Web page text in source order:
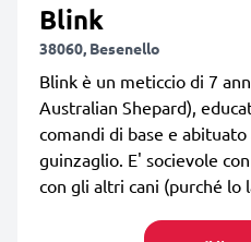
Blink
38060, Besenello
Blink è un meticcio di 7
Australian Shepard),
comandi di base e
guinzaglio. E' socievole
con gli altri cani (purché lo